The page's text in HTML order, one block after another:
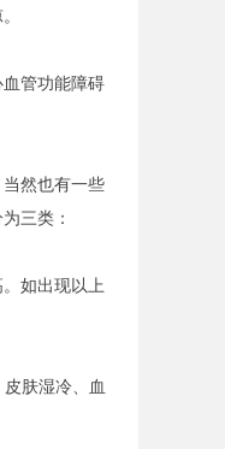
管功能障碍
然也有一些
三类：
如出现以上
肤湿冷、血